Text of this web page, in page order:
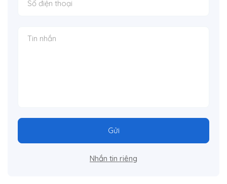
Gửi
Nhắn tin riêng